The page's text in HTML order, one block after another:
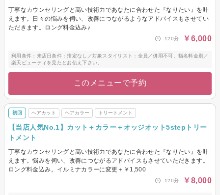
丁寧なカウンセリングと高い技術力であなたに合わせた『なりたい』を叶
えます。日々の悩みを伺い、改善につながるようなアドバイスもさせてい
ただきます。ロング料金込み♪
120分 ￥6,000
利用条件：来店日条件：指定なし／対象スタイリスト：全員／併用不可、指名料金別／
楽天ビューティを見たとお伝え下さい。
このメニューで予約
初回 ヘアカット ヘアカラー トリートメント
【当店人気No.1】カット＋カラー＋オッジオット5stepトリー
トメント
丁寧なカウンセリングと高い技術力であなたに合わせた『なりたい』を叶
えます。悩みを伺い、改善につながるアドバイスもさせていただきます。
ロング料金込み。イルミナカラーに変更＋￥1,500
120分 ￥8,000